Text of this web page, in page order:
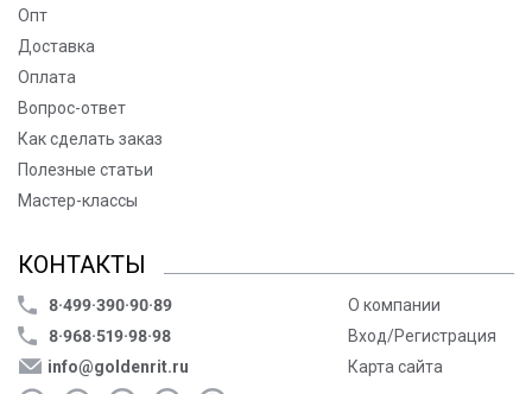
Опт
Доставка
Оплата
Вопрос-ответ
Как сделать заказ
Полезные статьи
Мастер-классы
КОНТАКТЫ
8·499·390·90·89
8·968·519·98·98
info@goldenrit.ru
О компании
Вход/Регистрация
Карта сайта